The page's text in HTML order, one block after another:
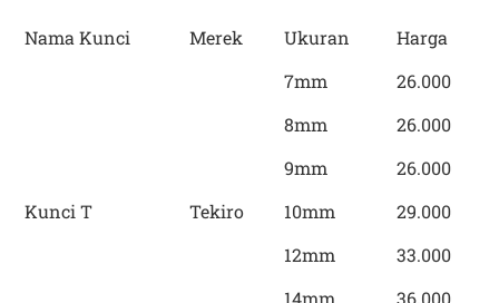
Nama Kunci Merek Ukuran Harga
Kunci T Tekiro
7mm
26.000
8mm
26.000
9mm
26.000
10mm
29.000
12mm
33.000